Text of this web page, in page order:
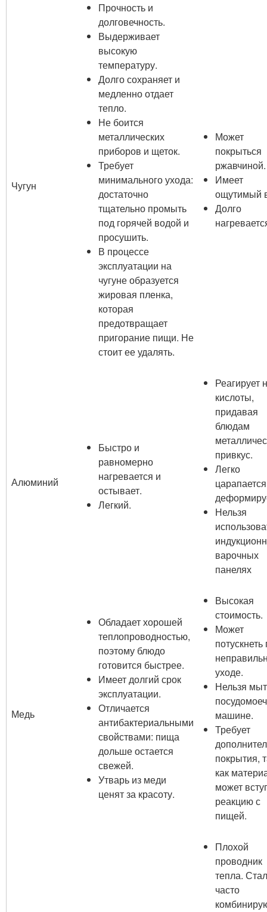
Чугун
Прочность и
долговечность.
Выдерживает
высокую
температуру.
Долго сохраняет и
медленно отдает
тепло.
Не боится
металлических
приборов и щеток.
Требует
минимального ухода:
достаточно
тщательно промыть
под горячей водой и
просушить.
В процессе
эксплуатации на
чугуне образуется
жировая пленка,
которая
предотвращает
пригорание пищи. Не
стоит ее удалять.
Может
покрыться
ржавчиной.
Имеет
ощутимый
Долго
Алюминий
Быстро и
равномерно
нагревается и
остывает.
Легкий.
Реагирует
кислоты,
придавая
блюдам
привкус.
Легко
Нельзя
варочных
панелях
Медь
Обладает хорошей
теплопроводностью,
поэтому блюдо
готовится быстрее.
Имеет долгий срок
эксплуатации.
Отличается
антибактериальными
свойствами: пища
дольше остается
свежей.
Утварь из меди
ценят за красоту.
Высокая
стоимость.
Может
потускнеть
уходе.
Нельзя
машине.
Требует
покрытия,
как
может
реакцию с
пищей.
Плохой
проводник
тепла.
часто